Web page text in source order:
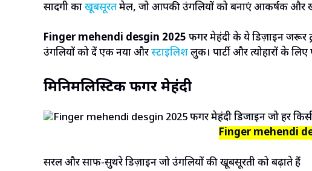
सादगी काखूबसूरतमेल, जो आपकी उंगलियों को बनाएं आकर्षक और
Finger mehendi desgin 2025 फिंगर मेहंदी के ये डिज़ाइन जरूर
उंगलियों को दें एक नया औरस्टाइलिशलुक। पार्टी और त्योहारों के
मिनिमलिस्टिक फिंगर मेहंदी
Finger mehendi
सरल और साफ-सुथरे डिज़ाइन जो उंगलियों की खूबसूरती को बढ़ाते हैं